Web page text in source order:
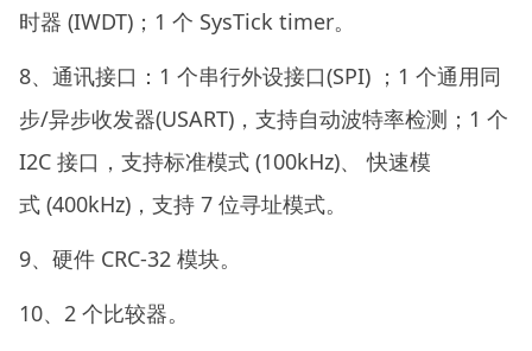
时器 (IWDT)；1 个 SysTick timer。
8、通讯接口：1 个串行外设接口(SPI) ；1 个通用同
步/异步收发器(USART)，支持自动波特率检测；1 个
I2C 接口，支持标准模式 (100kHz)、 快速模
式 (400kHz)，支持 7 位寻址模式。
9、硬件 CRC-32 模块。
10、2 个比较器。